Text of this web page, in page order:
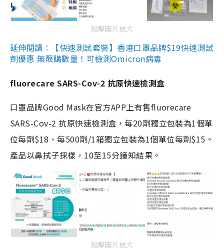
點擊圖片放大
延伸閱讀：【快速測試套裝】香港口罩品牌$19快速測試
劑優惠 無限購數量！可檢測Omicron病毒
fluorecare SARS-Cov-2 抗原快速檢測盒
口罩品牌Good Mask在官方APP上有售fluorecare
SARS-Cov-2 抗原快速檢測盒，每20劑獨立包裝為1個單
位每劑$18、每500劑/1箱獨立包裝為1個單位每劑$15。
產品以鼻拭子採樣，10至15分鐘知結果。
點擊圖片放大